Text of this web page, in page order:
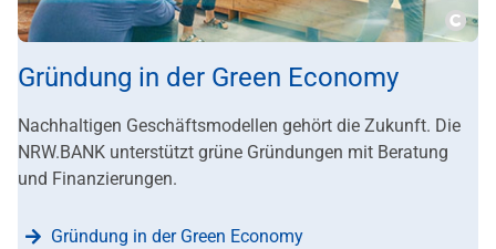
Gründung in der Green Economy
Nachhaltigen Geschäftsmodellen gehört die Zukunft. Die
NRW.BANK unterstützt grüne Gründungen mit Beratung
und Finanzierungen.
Gründung in der Green Economy